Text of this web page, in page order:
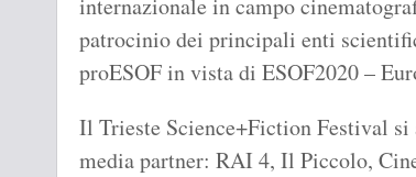
internazionale in campo
patrocinio dei principali enti
proESOF in vista di ESOF2020 –
Il Trieste Science+Fiction Festival
media partner: RAI 4, Il Piccolo,